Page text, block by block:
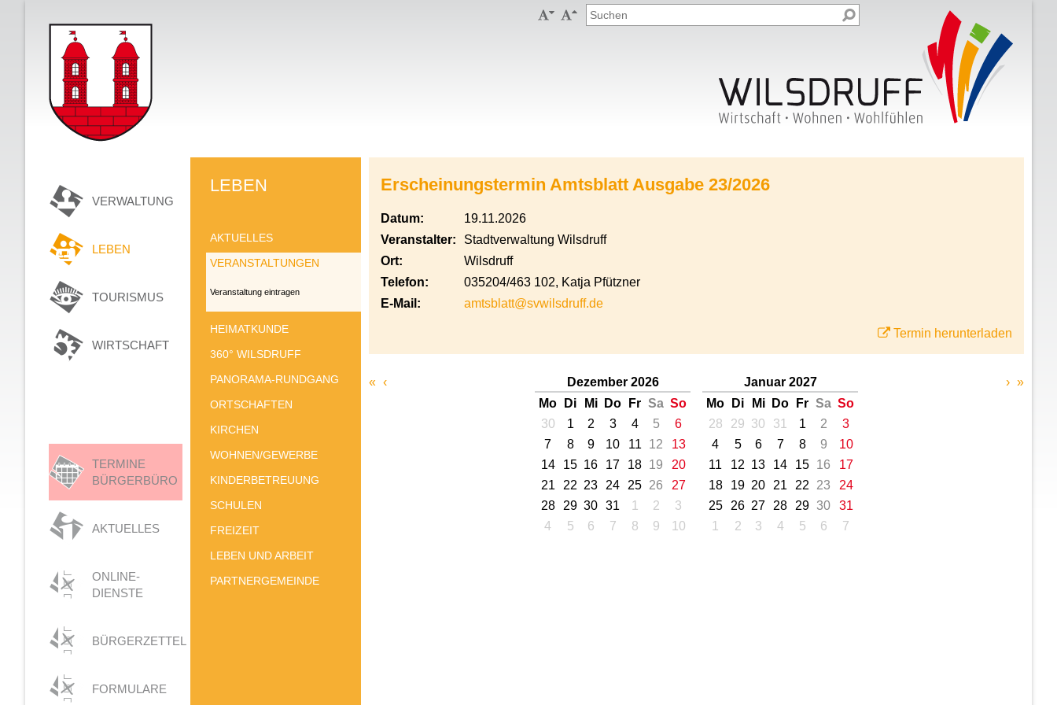
 
VERWALTUNG
LEBEN
TOURISMUS
WIRTSCHAFT
TERMINE
BÜRGERBÜRO
AKTUELLES
ONLINE-
DIENSTE
BÜRGERZETTEL
FORMULARE
LEBEN
AKTUELLES
VERANSTALTUNGEN
Veranstaltung eintragen
HEIMATKUNDE
360° WILSDRUFF
PANORAMA-RUNDGANG
ORTSCHAFTEN
KIRCHEN
WOHNEN/GEWERBE
KINDERBETREUUNG
SCHULEN
FREIZEIT
LEBEN UND ARBEIT
PARTNERGEMEINDE
Erscheinungstermin Amtsblatt Ausgabe 23/2026
Datum:
19.11.2026
Veranstalter:
Stadtverwaltung Wilsdruff
Ort:
Wilsdruff
Telefon:
035204/463 102, Katja Pfützner
E-Mail:
amtsblatt@svwilsdruff.de
Termin herunterladen
« ‹
Dezember 2026
Mo
Di Mi Do Fr Sa So
30
1 2 3 4 5
6
7
8 9 10 11 12
13
14
15 16 17 18 19
20
21
22 23 24 25 26
27
28
29 30 31 1 2
3
4
5 6 7 8 9 10
Januar 2027
Mo
Di Mi Do Fr Sa So
28
29 30 31 1 2
3
4
5 6 7 8 9
10
11
12 13 14 15 16
17
18
19 20 21 22 23
24
25
26 27 28 29 30
31
1
2 3 4 5 6 7
› »